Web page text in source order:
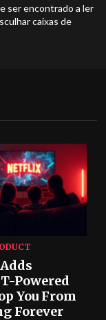
ser encontrado a ler
caixas de
Powered
You From
Forever